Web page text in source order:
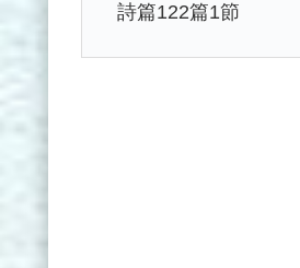
詩篇122篇1節